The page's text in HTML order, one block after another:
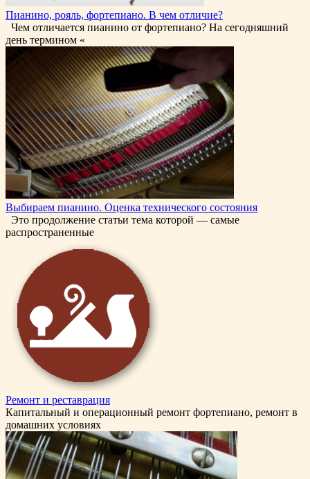
Пианино, рояль, фортепиано. В чем отличие?
Чем отличается пианино от фортепиано? На сегодняшний
день термином «
Выбираем пианино. Оценка технического состояния
Это продолжение статьи тема которой — самые
распространенные
Ремонт и реставрация
Капитальный и операционный ремонт фортепиано, ремонт в
домашних условиях